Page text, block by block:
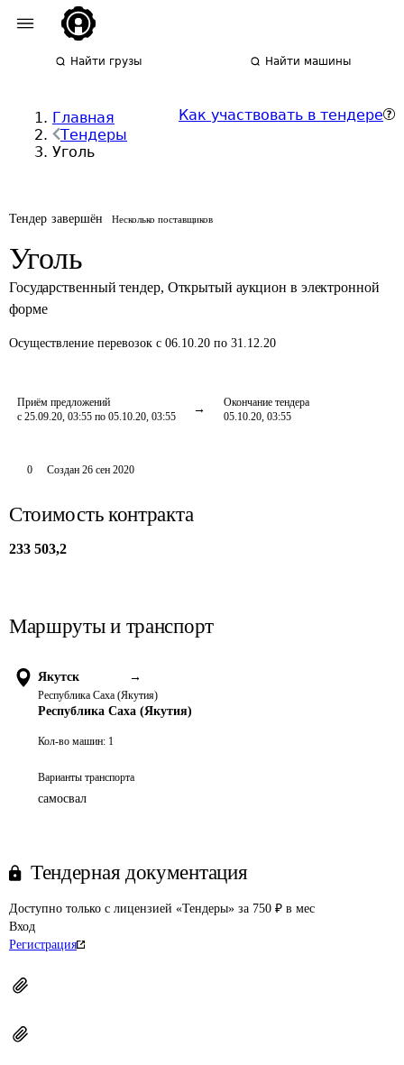
Найти грузы Найти машины
Главная
Тендеры
Уголь
Как участвовать в тендере
Тендер завершён Несколько поставщиков
Уголь
Государственный тендер, Открытый аукцион в электронной
форме
Осуществление перевозок с 06.10.20 по 31.12.20
Приём предложений
с 25.09.20, 03:55 по 05.10.20, 03:55
Окончание тендера
05.10.20, 03:55
0 Создан 26 сен 2020
Стоимость контракта
233 503,2
Маршруты и транспорт
Якутск →
Республика Саха (Якутия)
Республика Саха (Якутия)
Кол-во машин: 1
Варианты транспорта
самосвал
Тендерная документация
Доступно только с лицензией «Тендеры» за 750 ₽ в мес
Вход
Регистрация